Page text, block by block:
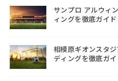
サンプロ アルウィ
ィングを徹底ガイド
相模原ギオンスタ
ディングを徹底ガイ